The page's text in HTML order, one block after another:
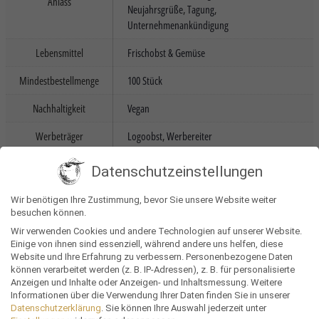
Neujahrsgrüße,Tagung,
Unternehmenankündigung
Lebensmittel
Frischobst & Gemüse
Mindestbestellmenge
100 Stück
Nachhaltigkeit
Vegan
Werbeträger
Logoobst,Werbereiter
Ziel
Bewerber neugierig machen
Kundengespräche einleiten,Nachmittagsloch
überwinden,Projekt ankündigen,Zuhörer
Zielgruppe
Mitarbeiter,Postverteiler,Potenzielle
Bewerber,Potenzielle Kunden,Zuhörer
Tagung & Vortrag
Zutaten
Datenschutzeinstellungen
Wir benötigen Ihre Zustimmung, bevor Sie unsere Website weiter
besuchen können.
Wir verwenden Cookies und andere Technologien auf unserer Website.
Einige von ihnen sind essenziell, während andere uns helfen, diese
Website und Ihre Erfahrung zu verbessern. Personenbezogene Daten
können verarbeitet werden (z. B. IP-Adressen), z. B. für personalisierte
Anzeigen und Inhalte oder Anzeigen- und Inhaltsmessung. Weitere
Informationen über die Verwendung Ihrer Daten finden Sie in unserer
Datenschutzerklärung Sie können Ihre Auswahl jederzeit unter